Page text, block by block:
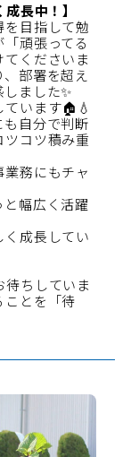
長中！】
目指して勉
頑張ってる
くださいま
部署を超え
ました✨
います🏠💧
自分で判断
ツコツ積み重
務にもチャ
幅広く活躍
成長してい
ちしていま
ことを「待